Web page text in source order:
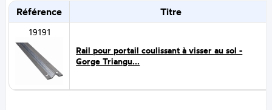
Référence Titre
19191
Rail pour portail coulissant à visser au sol -
Gorge Triangu...